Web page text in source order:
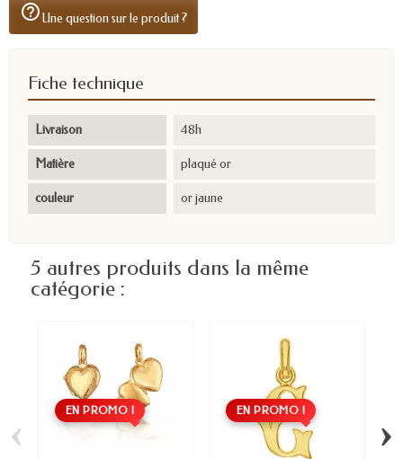
help_outlineUne question sur le produit ?
Fiche technique
Livraison 48h
Matière plaqué or
couleur or jaune
5 autres produits dans la même
catégorie :
EN PROMO ! EN PROMO !
‹ ›